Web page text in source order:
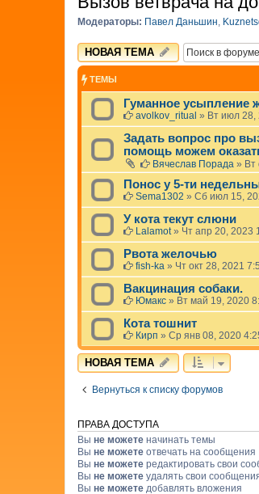
Модераторы: Павел Даньшин,
НОВАЯ ТЕМА
ТЕМЫ
Гуманное усыпление
avolkov_ritual » Вт июл 28,
Задать вопрос про
помощь можем
Вячеслав Порада » Вт
Понос у 5-ти
Sema1302 » Сб июл 15,
У кота текут слюни
Lalamot» Чт апр 20, 2023
Рвота желочью
fish-ka » Чт окт 28, 2021
Вакцинация собаки.
Юмакс » Вт май 19, 2020
Кота тошнит
Кирп » Ср янв 08, 2020
НОВАЯ ТЕМА
Вернуться к списку форумов
ПРАВА ДОСТУПА
Вы не можете начинать темы
Вы не можете отвечать на сообщения
Вы не можете редактировать свои
Вы не можете удалять свои
Вы не можете добавлять вложения